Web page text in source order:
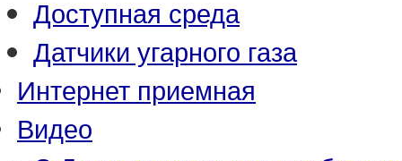
Доступная среда
Датчики угарного газа
Интернет приемная
Видео